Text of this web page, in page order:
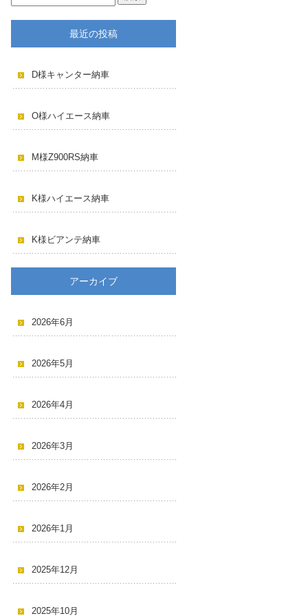
最近の投稿
D様キャンター納車
O様ハイエース納車
M様Z900RS納車
K様ハイエース納車
K様ビアンテ納車
アーカイブ
2026年6月
2026年5月
2026年4月
2026年3月
2026年2月
2026年1月
2025年12月
2025年10月